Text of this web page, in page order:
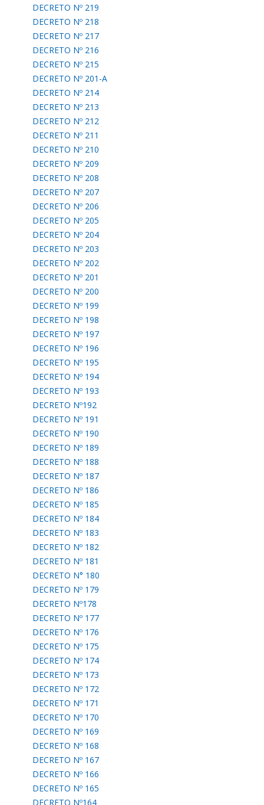
DECRETO Nº 219
DECRETO Nº 218
DECRETO Nº 217
DECRETO Nº 216
DECRETO Nº 215
DECRETO Nº 201-A
DECRETO Nº 214
DECRETO Nº 213
DECRETO Nº 212
DECRETO Nº 211
DECRETO Nº 210
DECRETO Nº 209
DECRETO Nº 208
DECRETO Nº 207
DECRETO Nº 206
DECRETO Nº 205
DECRETO Nº 204
DECRETO Nº 203
DECRETO Nº 202
DECRETO Nº 201
DECRETO Nº 200
DECRETO Nº 199
DECRETO Nº 198
DECRETO Nº 197
DECRETO Nº 196
DECRETO Nº 195
DECRETO Nº 194
DECRETO Nº 193
DECRETO Nº192
DECRETO Nº 191
DECRETO Nº 190
DECRETO Nº 189
DECRETO Nº 188
DECRETO Nº 187
DECRETO Nº 186
DECRETO Nº 185
DECRETO Nº 184
DECRETO Nº 183
DECRETO Nº 182
DECRETO Nº 181
DECRETO N° 180
DECRETO Nº 179
DECRETO Nº178
DECRETO Nº 177
DECRETO Nº 176
DECRETO Nº 175
DECRETO Nº 174
DECRETO Nº 173
DECRETO Nº 172
DECRETO Nº 171
DECRETO Nº 170
DECRETO Nº 169
DECRETO Nº 168
DECRETO Nº 167
DECRETO Nº 166
DECRETO Nº 165
DECRETO Nº164